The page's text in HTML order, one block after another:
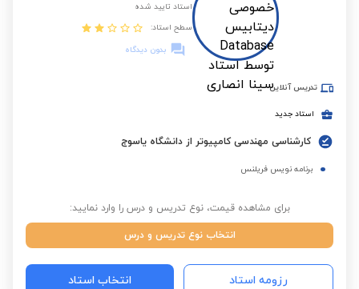
استاد تایید شده
سطح استاد:
بدون دیدگاه
تدریس آنلاین
استاد جدید
کارشناسی مهندسی کامپیوتر از دانشگاه یاسوج
برنامه نویس فریلنس
برای مشاهده قیمت، نوع تدریس و درس را وارد نمایید:
انتخاب نوع تدریس و درس
رزومه استاد انتخاب استاد